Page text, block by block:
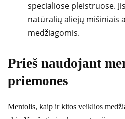
specialiose pleistruose.
natūralių aliejų mišiniais
medžiagomis.
Prieš naudojant
priemones
Mentolis, kaip ir kitos veiklios